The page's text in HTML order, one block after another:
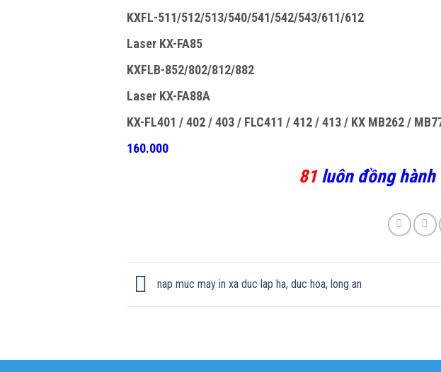
KXFL-511/512/513/540/541/542/543/611/612
Laser KX-FA85
KXFLB-852/802/812/882
Laser KX-FA88A
KX-FL401 / 402 / 403 / FLC411 / 412 / 413 / KX MB262 /
160.000
81 luôn đồng hành
nap muc may in xa duc lap ha, duc hoa, long an